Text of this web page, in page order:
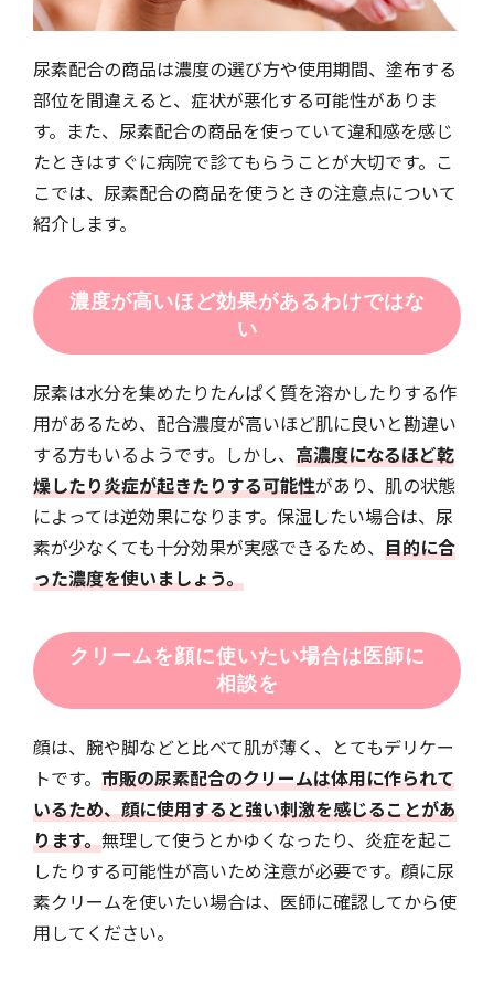
尿素配合の商品は濃度の選び方や使用期間、塗布する
部位を間違えると、症状が悪化する可能性がありま
す。また、尿素配合の商品を使っていて違和感を感じ
たときはすぐに病院で診てもらうことが大切です。こ
こでは、尿素配合の商品を使うときの注意点について
紹介します。
濃度が高いほど効果があるわけではな
い
尿素は水分を集めたりたんぱく質を溶かしたりする作
用があるため、配合濃度が高いほど肌に良いと勘違い
する方もいるようです。しかし、 高濃度になるほど乾
燥したり炎症が起きたりする可能性があり、肌の状態
によっては逆効果になります。保湿したい場合は、尿
素が少なくても十分効果が実感できるため、 目的に合
った濃度を使いましょう。
クリームを顔に使いたい場合は医師に
相談を
顔は、腕や脚などと比べて肌が薄く、とてもデリケー
トです。 市販の尿素配合のクリームは体用に作られて
いるため、顔に使用すると強い刺激を感じることがあ
ります。無理して使うとかゆくなったり、炎症を起こ
したりする可能性が高いため注意が必要です。顔に尿
素クリームを使いたい場合は、医師に確認してから使
用してください。